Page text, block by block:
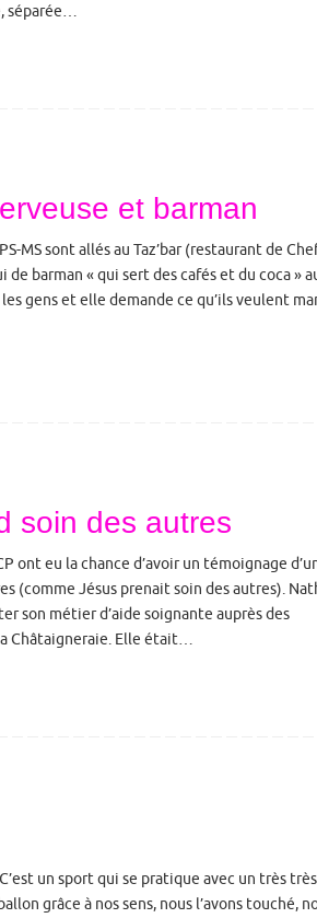
séparée…
et barman
MS sont allés au Taz’bar (restaurant de
barman « qui sert des cafés et du coca »
gens et elle demande ce qu’ils veulent
soin des autres
ont eu la chance d’avoir un témoignage
(comme Jésus prenait soin des autres).
son métier d’aide soignante auprès des
la Châtaigneraie. Elle était…
un sport qui se pratique avec un très
grâce à nos sens, nous l’avons touché,